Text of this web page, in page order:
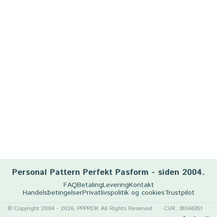
Personal Pattern Perfekt Pasform - siden 2004.
FAQBetalingLeveringKontakt
HandelsbetingelserPrivatlivspolitik og cookiesTrustpilot
© Copyright 2004 - 2026, PPPP.DK All Rights Reserved CVR: 38066951